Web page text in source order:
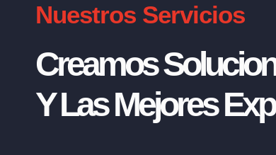
Nuestros Servicios
Creamos
Y Las Mejores